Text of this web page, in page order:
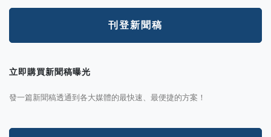
刊登新聞稿
立即購買新聞稿曝光
發一篇新聞稿透通到各大媒體的最快速、最便捷的方案！